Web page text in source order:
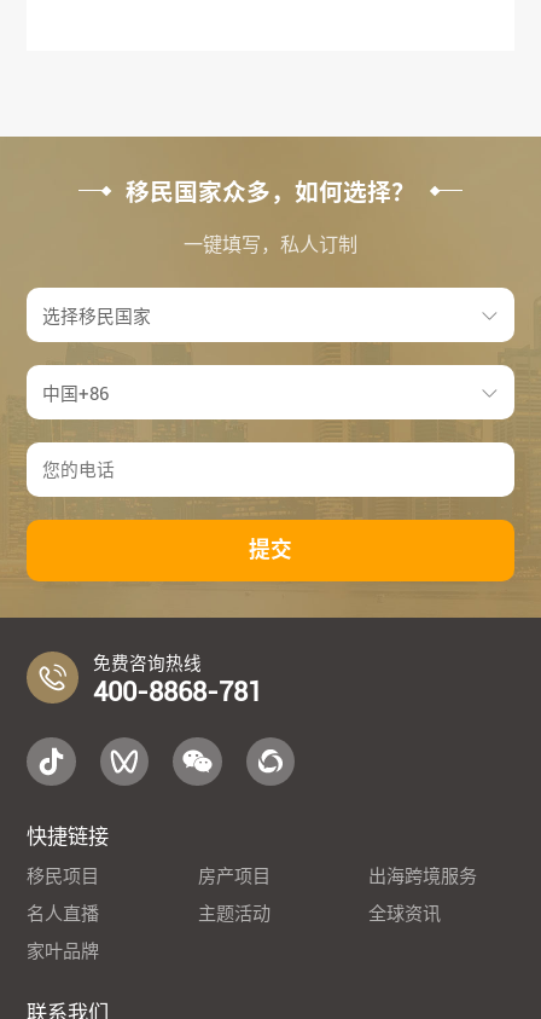
移民国家众多，如何选择？
一键填写，私人订制
提交
免费咨询热线
400-8868-781
快捷链接
移民项目 房产项目
出海跨境服务
名人直播
主题活动
全球资讯
家叶品牌
联系我们